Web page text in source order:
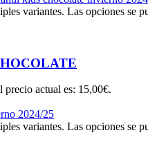
variantes. Las opciones se
precio actual es: 15,00€.
variantes. Las opciones se